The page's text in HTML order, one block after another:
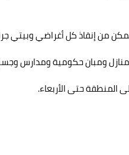
من إنقاذ كل أغراضي وبيتي
منازل ومبان حكومية ومدارس
المنطقة حتى الأربعاء.